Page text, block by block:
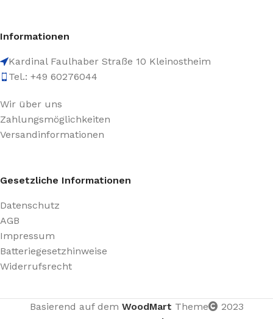
Informationen
Kardinal Faulhaber Straße 10 Kleinostheim
Tel.: +49 60276044
Wir über uns
Zahlungsmöglichkeiten
Versandinformationen
Gesetzliche Informationen
Datenschutz
AGB
Impressum
Batteriegesetzhinweise
Widerrufsrecht
Basierend auf dem WoodMart Theme
2023